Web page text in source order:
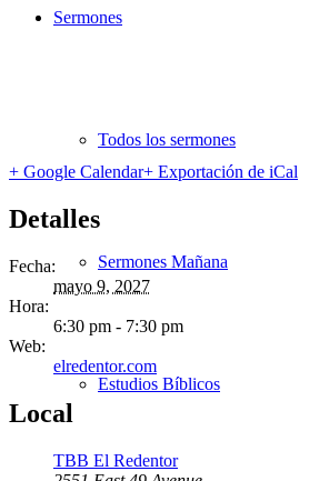
Sermones
Todos los sermones
Sermones Mañana
Estudios Bíblicos
+ Google Calendar+ Exportación de iCal
Detalles
Fecha:
mayo 9, 2027
Hora:
6:30 pm - 7:30 pm
Web:
elredentor.com
Local
TBB El Redentor